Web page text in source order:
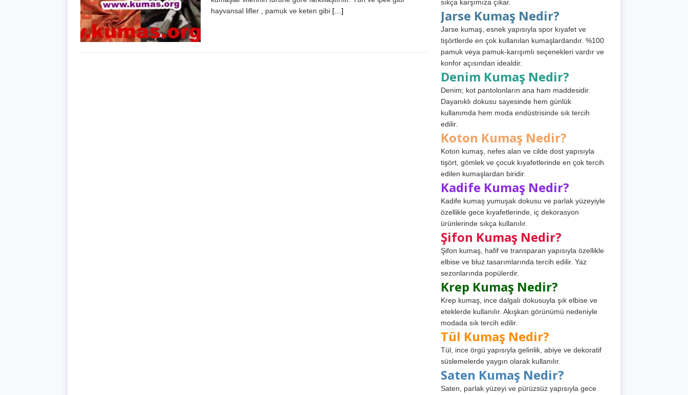
hayvansal lifler , pamuk ve keten gibi […]
sıkça karşımıza çıkar.
Jarse Kumaş Nedir?
Jarse kumaş, esnek yapısıyla spor kıyafet ve
tişörtlerde en çok kullanılan kumaşlardandır. %100
pamuk veya pamuk-karışımlı seçenekleri vardır ve
konfor açısından idealdir.
Denim Kumaş Nedir?
Denim; kot pantolonların ana ham maddesidir.
Dayanıklı dokusu sayesinde hem günlük
kullanımda hem moda endüstrisinde sık tercih
edilir.
Koton Kumaş Nedir?
Koton kumaş, nefes alan ve cilde dost yapısıyla
tişört, gömlek ve çocuk kıyafetlerinde en çok tercih
edilen kumaşlardan biridir.
Kadife Kumaş Nedir?
Kadife kumaş yumuşak dokusu ve parlak yüzeyiyle
özellikle gece kıyafetlerinde, iç dekorasyon
ürünlerinde sıkça kullanılır.
Şifon Kumaş Nedir?
Şifon kumaş, hafif ve transparan yapısıyla özellikle
elbise ve bluz tasarımlarında tercih edilir. Yaz
sezonlarında popülerdir.
Krep Kumaş Nedir?
Krep kumaş, ince dalgalı dokusuyla şık elbise ve
eteklerde kullanılır. Akışkan görünümü nedeniyle
modada sık tercih edilir.
Tül Kumaş Nedir?
Tül, ince örgü yapısıyla gelinlik, abiye ve dekoratif
süslemelerde yaygın olarak kullanılır.
Saten Kumaş Nedir?
Saten, parlak yüzeyi ve pürüzsüz yapısıyla gece